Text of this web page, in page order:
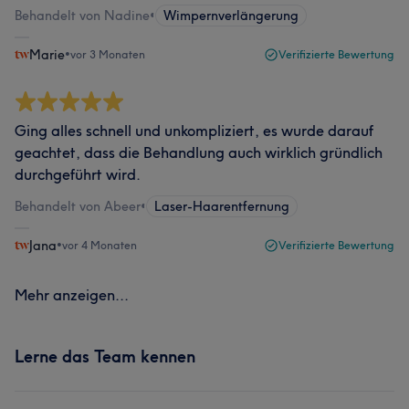
Behandelt von Nadine• Wimpernverlängerung
Marie•vor 3 Monaten Verifizierte Bewertung
Ging alles schnell und unkompliziert, es wurde darauf
geachtet, dass die Behandlung auch wirklich gründlich
durchgeführt wird.
Behandelt von Abeer• Laser-Haarentfernung
Jana•vor 4 Monaten Verifizierte Bewertung
Mehr anzeigen...
Lerne das Team kennen